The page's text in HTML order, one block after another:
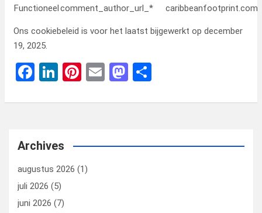
Functioneelcomment_author_url_* caribbeanfootprint.com
Ons cookiebeleid is voor het laatst bijgewerkt op december
19, 2025.
F
ce
o
o
k
Li
ke
n
Pi
er
t
E
ail
M
st
d
e
Archives
augustus 2026 (1)
juli 2026 (5)
juni 2026 (7)